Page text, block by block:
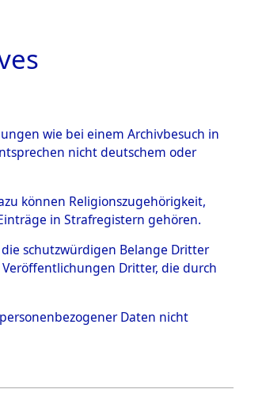
wie bei einem Archivbesuch in
nicht deutschem oder
können Religionszugehörigkeit,
in Strafregistern gehören.
schutzwürdigen Belange Dritter
Dritter, die durch
Daten nicht